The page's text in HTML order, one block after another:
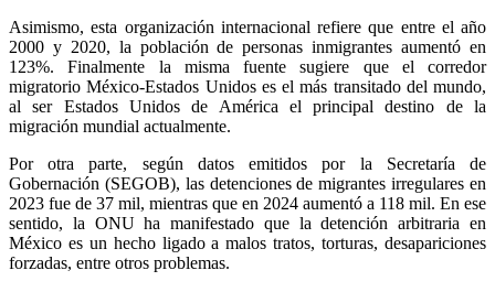
Linkedin
Asimismo, esta organización internacional refiere que entre el año
2000 y 2020, la población de personas inmigrantes aumentó en
123%. Finalmente la misma fuente sugiere que el corredor
migratorio México-Estados Unidos es el más transitado del mundo,
al ser Estados Unidos de América el principal destino de la
migración mundial actualmente.
Por otra parte, según datos emitidos por la Secretaría de
Gobernación (SEGOB), las detenciones de migrantes irregulares en
2023 fue de 37 mil, mientras que en 2024 aumentó a 118 mil. En ese
sentido, la ONU ha manifestado que la detención arbitraria en
México es un hecho ligado a malos tratos, torturas, desapariciones
forzadas, entre otros problemas.